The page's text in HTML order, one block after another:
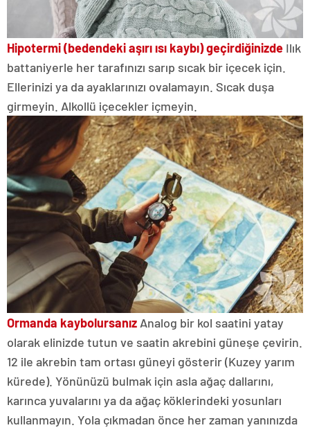
Hipotermi (bedendeki aşırı ısı kaybı) geçirdiğinizde Ilık
battaniyerle her tarafınızı sarıp sıcak bir içecek için.
Ellerinizi ya da ayaklarınızı ovalamayın. Sıcak duşa
girmeyin. Alkollü içecekler içmeyin.
Ormanda kaybolursanız Analog bir kol saatini yatay
olarak elinizde tutun ve saatin akrebini güneşe çevirin.
12 ile akrebin tam ortası güneyi gösterir (Kuzey yarım
kürede). Yönünüzü bulmak için asla ağaç dallarını,
karınca yuvalarını ya da ağaç köklerindeki yosunları
kullanmayın. Yola çıkmadan önce her zaman yanınızda